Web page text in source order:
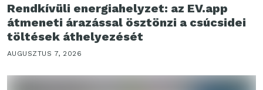
Rendkívüli energiahelyzet: az EV.app
átmeneti árazással ösztönzi a csúcsidei
töltések áthelyezését
AUGUSZTUS 7, 2026